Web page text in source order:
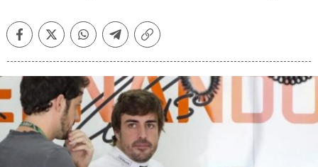
FacebookTwitterWhatsappTelegramCopiar